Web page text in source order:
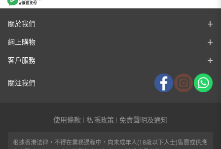
關於我們
網上購物
客戶服務
關注我們
使用條款 | 私隱政策 | 免責聲明及通知
根據香港法律，不得在業務過程中，向未成年人(18歲以下人士)售賣或供應